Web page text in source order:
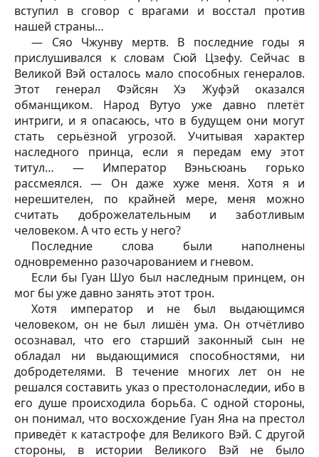
вступил в сговор с врагами и восстал против
нашей страны…
— Сяо Чжунву мертв. В последние годы я
прислушивался к словам Сюй Цзефу. Сейчас в
Великой Вэй осталось мало способных генералов.
Этот генерал Фэйсян Хэ Жуфэй оказался
обманщиком. Народ Вутуо уже давно плетёт
интриги, и я опасаюсь, что в будущем они могут
стать серьёзной угрозой. Учитывая характер
наследного принца, если я передам ему этот
титул… — Император Вэньсюань горько
рассмеялся. — Он даже хуже меня. Хотя я и
нерешителен, по крайней мере, меня можно
считать доброжелательным и заботливым
человеком. А что есть у него?
Последние слова были наполнены
одновременно разочарованием и гневом.
Если бы Гуан Шуо был наследным принцем, он
мог бы уже давно занять этот трон.
Хотя император и не был выдающимся
человеком, он не был лишён ума. Он отчётливо
осознавал, что его старший законный сын не
обладал ни выдающимися способностями, ни
добродетелями. В течение многих лет он не
решался составить указ о престолонаследии, ибо в
его душе происходила борьба. С одной стороны,
он понимал, что восхождение Гуан Яна на престол
приведёт к катастрофе для Великого Вэй. С другой
стороны, в истории Великого Вэй не было